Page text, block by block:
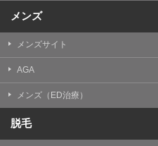
メンズ
メンズサイト
AGA
メンズ（ED治療）
脱毛